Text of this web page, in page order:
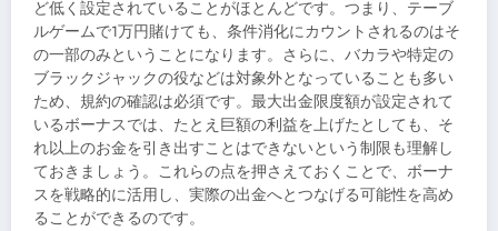
ど低く設定されていることがほとんどです。つまり、テーブ
ルゲームで1万円賭けても、条件消化にカウントされるのはそ
の一部のみということになります。さらに、バカラや特定の
ブラックジャックの役などは対象外となっていることも多い
ため、規約の確認は必須です。最大出金限度額が設定されて
いるボーナスでは、たとえ巨額の利益を上げたとしても、そ
れ以上のお金を引き出すことはできないという制限も理解し
ておきましょう。これらの点を押さえておくことで、ボーナ
スを戦略的に活用し、実際の出金へとつなげる可能性を高め
ることができるのです。